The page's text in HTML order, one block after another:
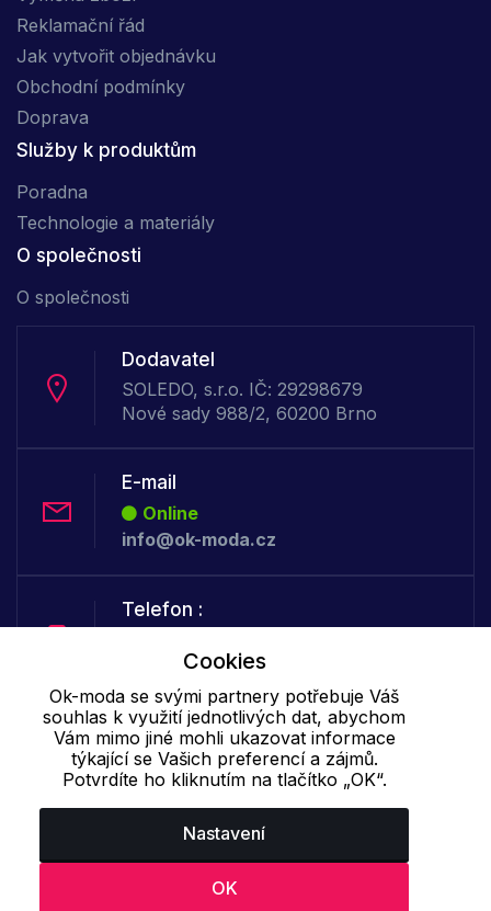
Reklamační řád
Jak vytvořit objednávku
Obchodní podmínky
Doprava
Služby k produktům
Poradna
Technologie a materiály
O společnosti
O společnosti
Dodavatel
SOLEDO, s.r.o. IČ: 29298679
Nové sady 988/2, 60200 Brno
E-mail
Online
info@ok-moda.cz
Telefon :
+420 702 000 160
Cookie - podrobné nastavení | Další informace
Ochrana osobních
Cookies
Ok-moda se svými partnery potřebuje Váš
souhlas k využití jednotlivých dat, abychom
Vám mimo jiné mohli ukazovat informace
týkající se Vašich preferencí a zájmů.
Potvrdíte ho kliknutím na tlačítko „OK“.
Nastavení
OK